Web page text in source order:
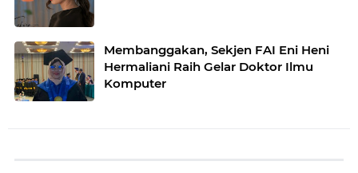
Membanggakan, Sekjen FAI Eni Heni
Hermaliani Raih Gelar Doktor Ilmu
Komputer